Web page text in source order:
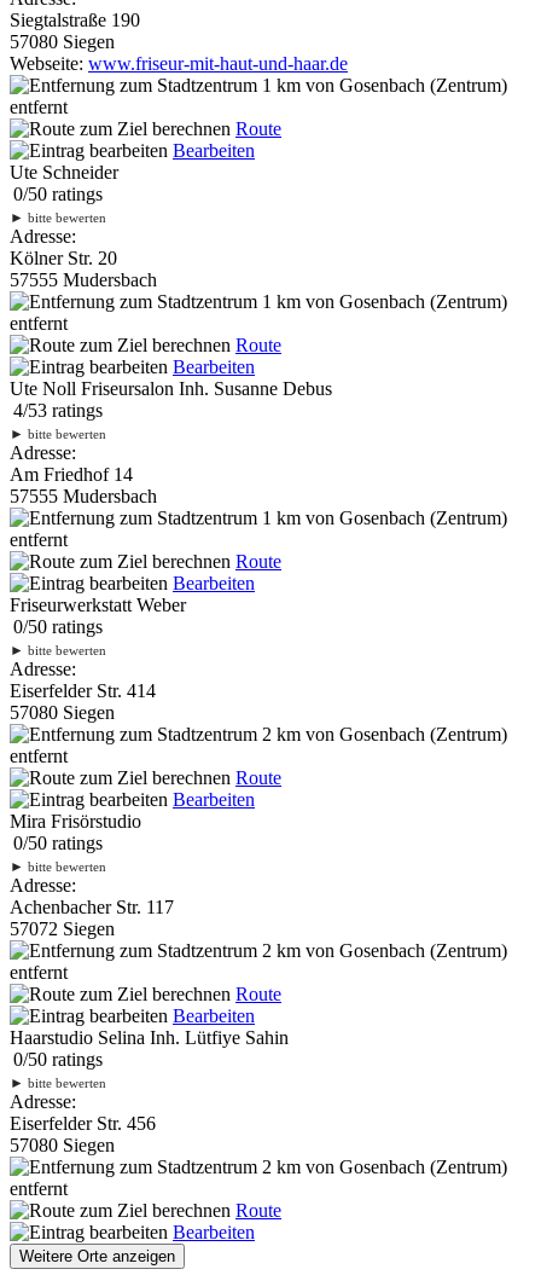
Siegtalstraße 190
57080 Siegen
Webseite: www.friseur-mit-haut-und-haar.de
1 km von Gosenbach (Zentrum)
entfernt
Route
Bearbeiten
Ute Schneider
0/50 ratings
► bitte bewerten
Adresse:
Kölner Str. 20
57555 Mudersbach
1 km von Gosenbach (Zentrum)
entfernt
Route
Bearbeiten
Ute Noll Friseursalon Inh. Susanne Debus
4/53 ratings
► bitte bewerten
Adresse:
Am Friedhof 14
57555 Mudersbach
1 km von Gosenbach (Zentrum)
entfernt
Route
Bearbeiten
Friseurwerkstatt Weber
0/50 ratings
► bitte bewerten
Adresse:
Eiserfelder Str. 414
57080 Siegen
2 km von Gosenbach (Zentrum)
entfernt
Route
Bearbeiten
Mira Frisörstudio
0/50 ratings
► bitte bewerten
Adresse:
Achenbacher Str. 117
57072 Siegen
2 km von Gosenbach (Zentrum)
entfernt
Route
Bearbeiten
Haarstudio Selina Inh. Lütfiye Sahin
0/50 ratings
► bitte bewerten
Adresse:
Eiserfelder Str. 456
57080 Siegen
2 km von Gosenbach (Zentrum)
entfernt
Route
Bearbeiten
Weitere Orte anzeigen